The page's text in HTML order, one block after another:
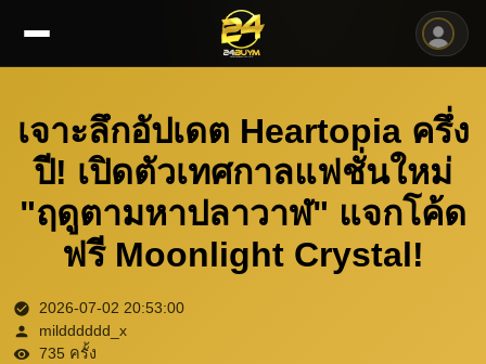
เจาะลึกอัปเดต Heartopia ครึ่ง
ปี! เปิดตัวเทศกาลแฟชั่นใหม่
"ฤดูตามหาปลาวาฬ" แจกโค้ด
ฟรี Moonlight Crystal!
2026-07-02 20:53:00
mildddddd_x
735 ครั้ง